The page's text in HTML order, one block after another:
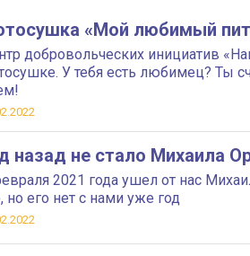
«Мой любимый
добровольческих инициатив
У тебя есть любимец?
назад не стало Михаила
2021 года ушел от нас
но его нет с нами уже год